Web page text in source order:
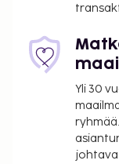
Yli 30